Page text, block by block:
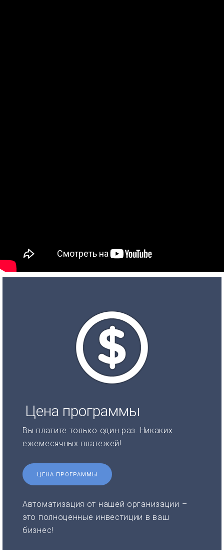
Цена программы
Вы платите только один раз. Никаких
ежемесячных платежей!
ЦЕНА ПРОГРАММЫ
Автоматизация от нашей организации –
это полноценные инвестиции в ваш
бизнес!